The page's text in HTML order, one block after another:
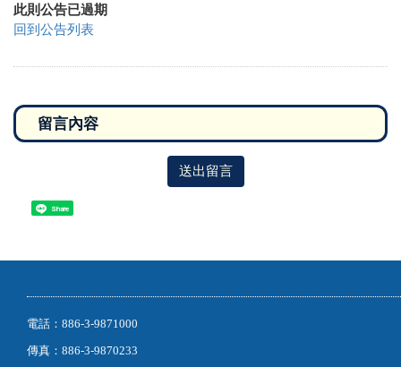
此則公告已過期
回到公告列表
送出留言
Share
電話：886-3-9871000
傳真：886-3-9870233